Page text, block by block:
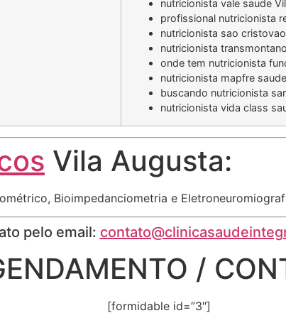
nutricionista vale saude
profissional nutricionista
nutricionista sao
nutricionista
onde tem nutricionista
nutricionista mapfre
buscando nutricionista
nutricionista vida class
Vila Augusta:
Bioimpedanciometria e
pelo email:
/
[formidable id=”3″]